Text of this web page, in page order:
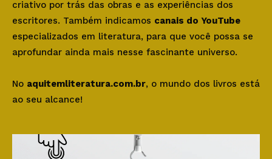
criativo por trás das obras e as experiências dos
escritores. Também indicamos canais do YouTube
especializados em literatura, para que você possa se
aprofundar ainda mais nesse fascinante universo.
No aquitemliteratura.com.br, o mundo dos livros está
ao seu alcance!